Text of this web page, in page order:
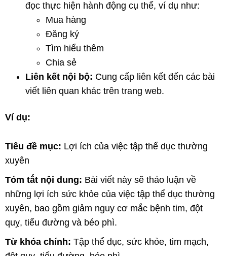
đọc thực hiện hành động cụ thể, ví dụ như:
Mua hàng
Đăng ký
Tìm hiểu thêm
Chia sẻ
Liên kết nội bộ: Cung cấp liên kết đến các bài
viết liên quan khác trên trang web.
Ví dụ:
Tiêu đề mục: Lợi ích của việc tập thể dục thường
xuyên
Tóm tắt nội dung: Bài viết này sẽ thảo luận về
những lợi ích sức khỏe của việc tập thể dục thường
xuyên, bao gồm giảm nguy cơ mắc bệnh tim, đột
quỵ, tiểu đường và béo phì.
Từ khóa chính: Tập thể dục, sức khỏe, tim mạch,